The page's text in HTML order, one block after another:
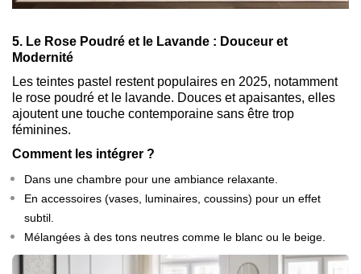
5. Le Rose Poudré et le Lavande : Douceur et
Modernité
Les teintes pastel restent populaires en 2025, notamment
le rose poudré et le lavande. Douces et apaisantes, elles
ajoutent une touche contemporaine sans être trop
féminines.
Comment les intégrer ?
Dans une chambre pour une ambiance relaxante.
En accessoires (vases, luminaires, coussins) pour un effet
subtil.
Mélangées à des tons neutres comme le blanc ou le beige.